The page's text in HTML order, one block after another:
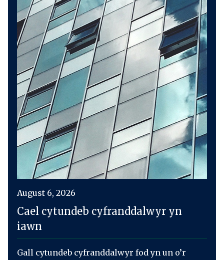
August 6, 2026
Cael cytundeb cyfranddalwyr yn
iawn
Gall cytundeb cyfranddalwyr fod yn un o’r